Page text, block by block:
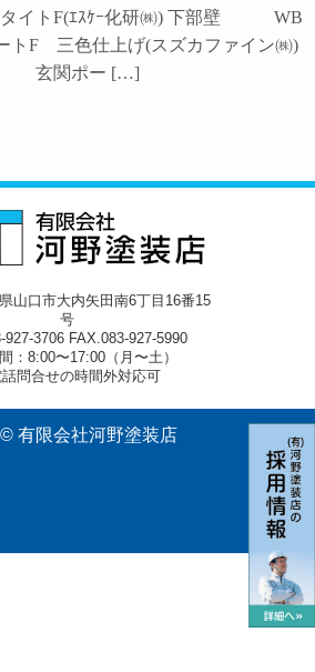
トF(ｴｽｹｰ化研㈱) 下部壁 WB
トF 三色仕上げ(スズカファイン㈱)
関ポー […]
山口市大内矢田南6丁目16番15
号
927-3706 FAX.083-927-5990
：8:00〜17:00（月〜土）
問合せの時間外対応可
有限会社河野塗装店